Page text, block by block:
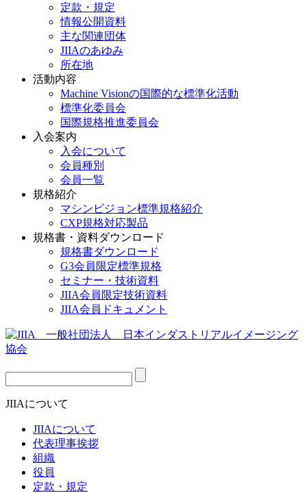
定款・規定
情報公開資料
主な関連団体
JIIAのあゆみ
所在地
活動内容
Machine Visionの国際的な標準化活動
標準化委員会
国際規格推進委員会
入会案内
入会について
会員種別
会員一覧
規格紹介
マシンビジョン標準規格紹介
CXP規格対応製品
規格書・資料ダウンロード
規格書ダウンロード
G3会員限定標準規格
セミナー・技術資料
JIIA会員限定技術資料
JIIA会員ドキュメント
JIIAについて
JIIAについて
代表理事挨拶
組織
役員
定款・規定